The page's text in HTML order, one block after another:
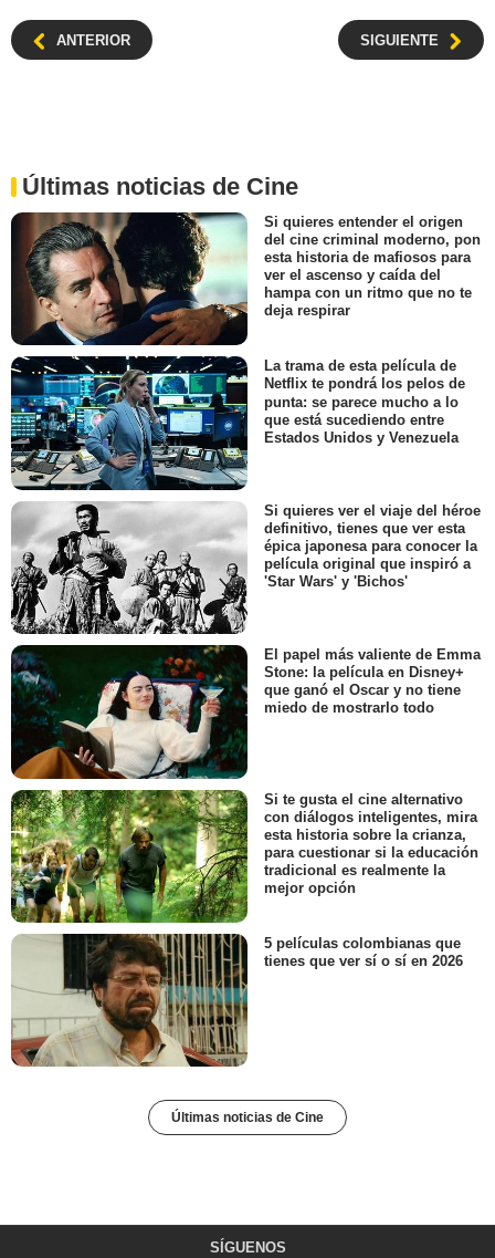
ANTERIOR SIGUIENTE
Últimas noticias de Cine
Si quieres entender el origen
del cine criminal moderno, pon
esta historia de mafiosos para
ver el ascenso y caída del
hampa con un ritmo que no te
deja respirar
La trama de esta película de
Netflix te pondrá los pelos de
punta: se parece mucho a lo
que está sucediendo entre
Estados Unidos y Venezuela
Si quieres ver el viaje del héroe
definitivo, tienes que ver esta
épica japonesa para conocer la
película original que inspiró a
'Star Wars' y 'Bichos'
El papel más valiente de Emma
Stone: la película en Disney+
que ganó el Oscar y no tiene
miedo de mostrarlo todo
Si te gusta el cine alternativo
con diálogos inteligentes, mira
esta historia sobre la crianza,
para cuestionar si la educación
tradicional es realmente la
mejor opción
5 películas colombianas que
tienes que ver sí o sí en 2026
Últimas noticias de Cine
SÍGUENOS